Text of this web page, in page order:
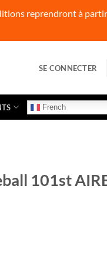
reprendront à
SE CONNECTER
French
101st